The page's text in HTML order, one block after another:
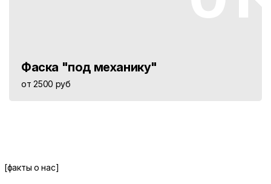
Фаска "под механику"
от 2500 руб
[факты о нас]